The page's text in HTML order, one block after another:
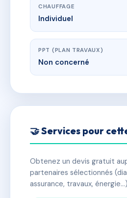
CHAUFFAGE
Individuel
PPT (PLAN TRAVAUX)
Non concerné
🤝 Services pour
Obtenez un devis gratuit
partenaires sélectionnés
assurance, travaux,